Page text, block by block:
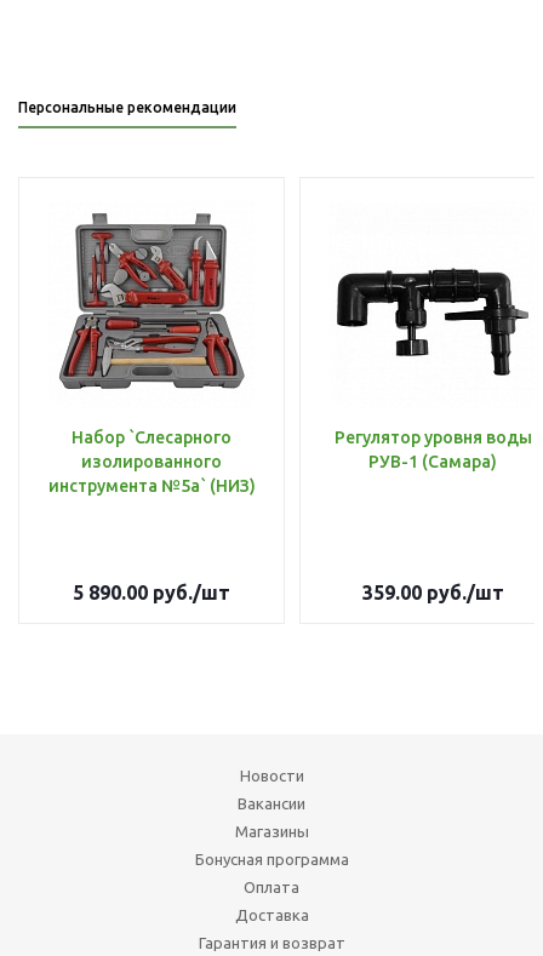
Персональные рекомендации
Набор `Слесарного
изолированного
инструмента №5а` (НИЗ)
5 890.00 руб./шт
Регулятор уровня воды
РУВ-1 (Самара)
359.00руб./шт
Новости
Вакансии
Магазины
Бонусная программа
Оплата
Доставка
Гарантия и возврат